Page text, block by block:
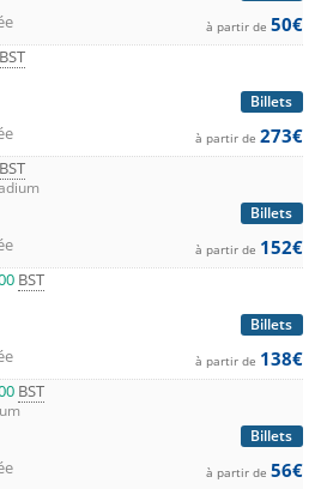
à couper le souffle des stades
de plus simple: profitez de notre
et profiter des
League
, championnat de
en Angleterre.
à partir de 50€
BST
Billets
à partir de 273€
BST
Billets
à partir de 152€
BST
Billets
à partir de 138€
BST
Billets
à partir de 56€